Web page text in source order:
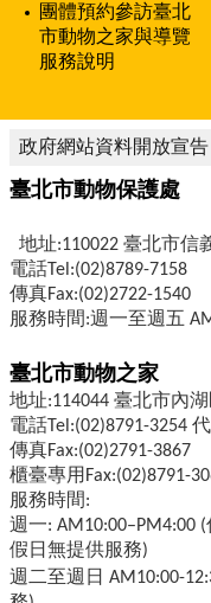
團體預約參訪臺北
市動物之家與導覽
服務說明
政府網站資料開放宣告
臺北市
地址:110022 臺北市信
電話Tel:(02)8789-7158
傳真Fax:(02)2722-1540
服務時間:週一至週五
臺北市動物之家
地址:114044 臺北市內
電話Tel:(02)8791-3254
傳真Fax:(02)2791-3867
櫃臺專用Fax:(02)8791-
服務時間:
週一: AM10:00–PM4:00
假日無提供服務)
週二至週日 AM10:00-